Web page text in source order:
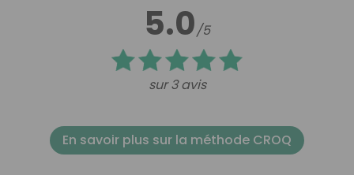
5.0/5
sur 3 avis
En savoir plus sur la méthode CROQ